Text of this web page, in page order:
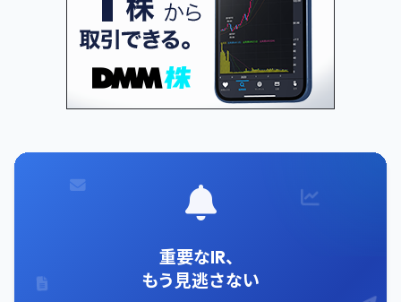
重要なIR、
もう見逃さない